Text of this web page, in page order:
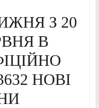
З 20
В
НОВІ